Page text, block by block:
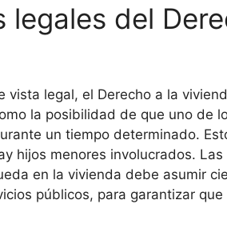
legales del
vista legal, el Derecho a la
la posibilidad de que uno de
un tiempo determinado.
hijos menores involucrados.
en la vivienda debe asumir
públicos, para garantizar